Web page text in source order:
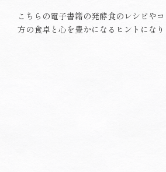
こちらの電子書籍の発酵食のレシピや
方の食卓と心を豊かになるヒントになり